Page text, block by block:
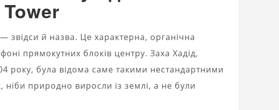
звідси й назва. Це характерна, органічна
прямокутних блоків центру. Заха Хадід,
року, була відома саме такими нестандартними
ніби природно виросли із землі, а не були